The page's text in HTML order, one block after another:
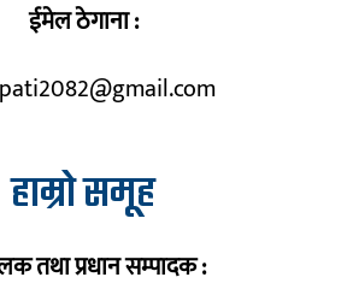
ईमेल ठेगाना :
हाम्रो समूह
तथा प्रधान सम्पादक :